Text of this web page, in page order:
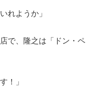
れようか」
で、隆之は「ドン・ペ
！」